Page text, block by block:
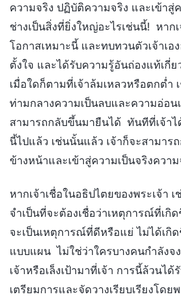
ความจริง ปฏิบัติความจริง และเข้าสู่
ช่างเป็นสิ่งที่ยิ่งใหญ่อะไรเช่นนี้! หาก
โอกาสเหมาะนี้ และทบทวนตัวเจ้าเอ
ตั้งใจ และได้รับความรู้อันถ่องแท้เกี่ย
เมื่อใดก็ตามที่เจ้าล้มเหลวหรือตกต่ำ
ท่ามกลางความเป็นลบและความอ่อน
สามารถกลับขึ้นมายืนได้ ทันทีที่เจ้า
นี้ไปแล้ว เช่นนั้นแล้ว เจ้าก็จะสามาร
ข้างหน้าและเข้าสู่ความเป็นจริงควา
หากเจ้าเชื่อในอธิปไตยของพระเจ้า
จำเป็นที่จะต้องเชื่อว่าเหตุการณ์ที่เกิ
จะเป็นเหตุการณ์ที่ดีหรือแย่ ไม่ได้เกิ
แบบแผน ไม่ใช่ว่าใครบางคนกำลังจ
เจ้าหรือเล็งเป้ามาที่เจ้า การนี้ล้วนได้
เตรียมการและจัดวางเรียบเรียงโดย